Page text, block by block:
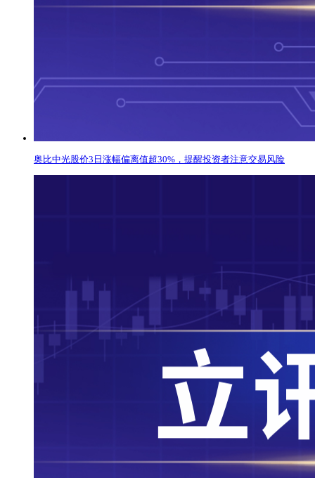
奥比中光股价3日涨幅偏离值超30%，提醒投资者注意交易风险